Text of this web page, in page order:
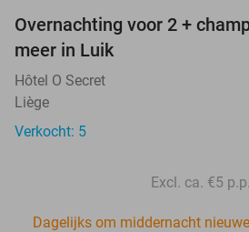
Overnachting voor 2 +
meer in Luik
Hôtel O Secret
Liège
Verkocht: 5
Excl. ca. €5
Dagelijks om middernacht